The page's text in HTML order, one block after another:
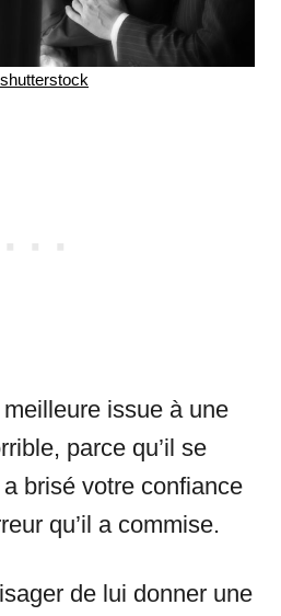
meilleure issue à une
parce qu’il se
a brisé votre confiance
qu’il a commise.
de lui donner une